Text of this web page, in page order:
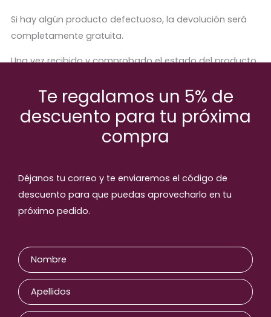
Si hay algún producto defectuoso, la devolución será
completamente gratuita.
Una vez recibido y comprobado el estado del producto,
Productos relaccionados
Te regalamos un 5% de
descuento para tu próxima
compra
Déjanos tu correo y te enviaremos el código de
descuento para que puedas aprovecharlo en tu
próximo pedido.